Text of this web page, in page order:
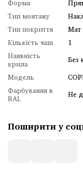
Форма
Тип монтажу
Тип покриття
Мат
Кількість чаш
1
Наявність
крила
Без
Модель
Фарбування в
RAL Не
Поширити у